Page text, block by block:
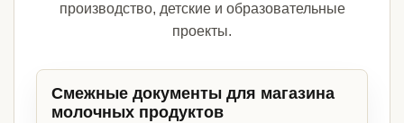
производство, детские и образовательные
проекты.
Смежные документы для магазина
молочных продуктов